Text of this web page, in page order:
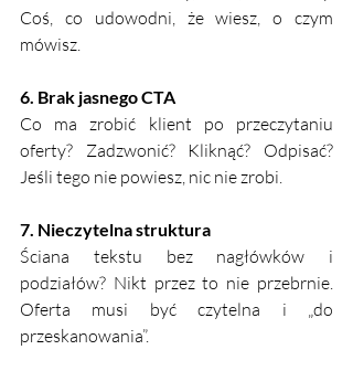
Coś, co udowodni, że wiesz, o czym
mówisz.
6. Brak jasnego CTA
Co ma zrobić klient po przeczytaniu
oferty? Zadzwonić? Kliknąć? Odpisać?
Jeśli tego nie powiesz, nic nie zrobi.
7. Nieczytelna struktura
Ściana tekstu bez nagłówków i
podziałów? Nikt przez to nie przebrnie.
Oferta musi być czytelna i „do
przeskanowania”.